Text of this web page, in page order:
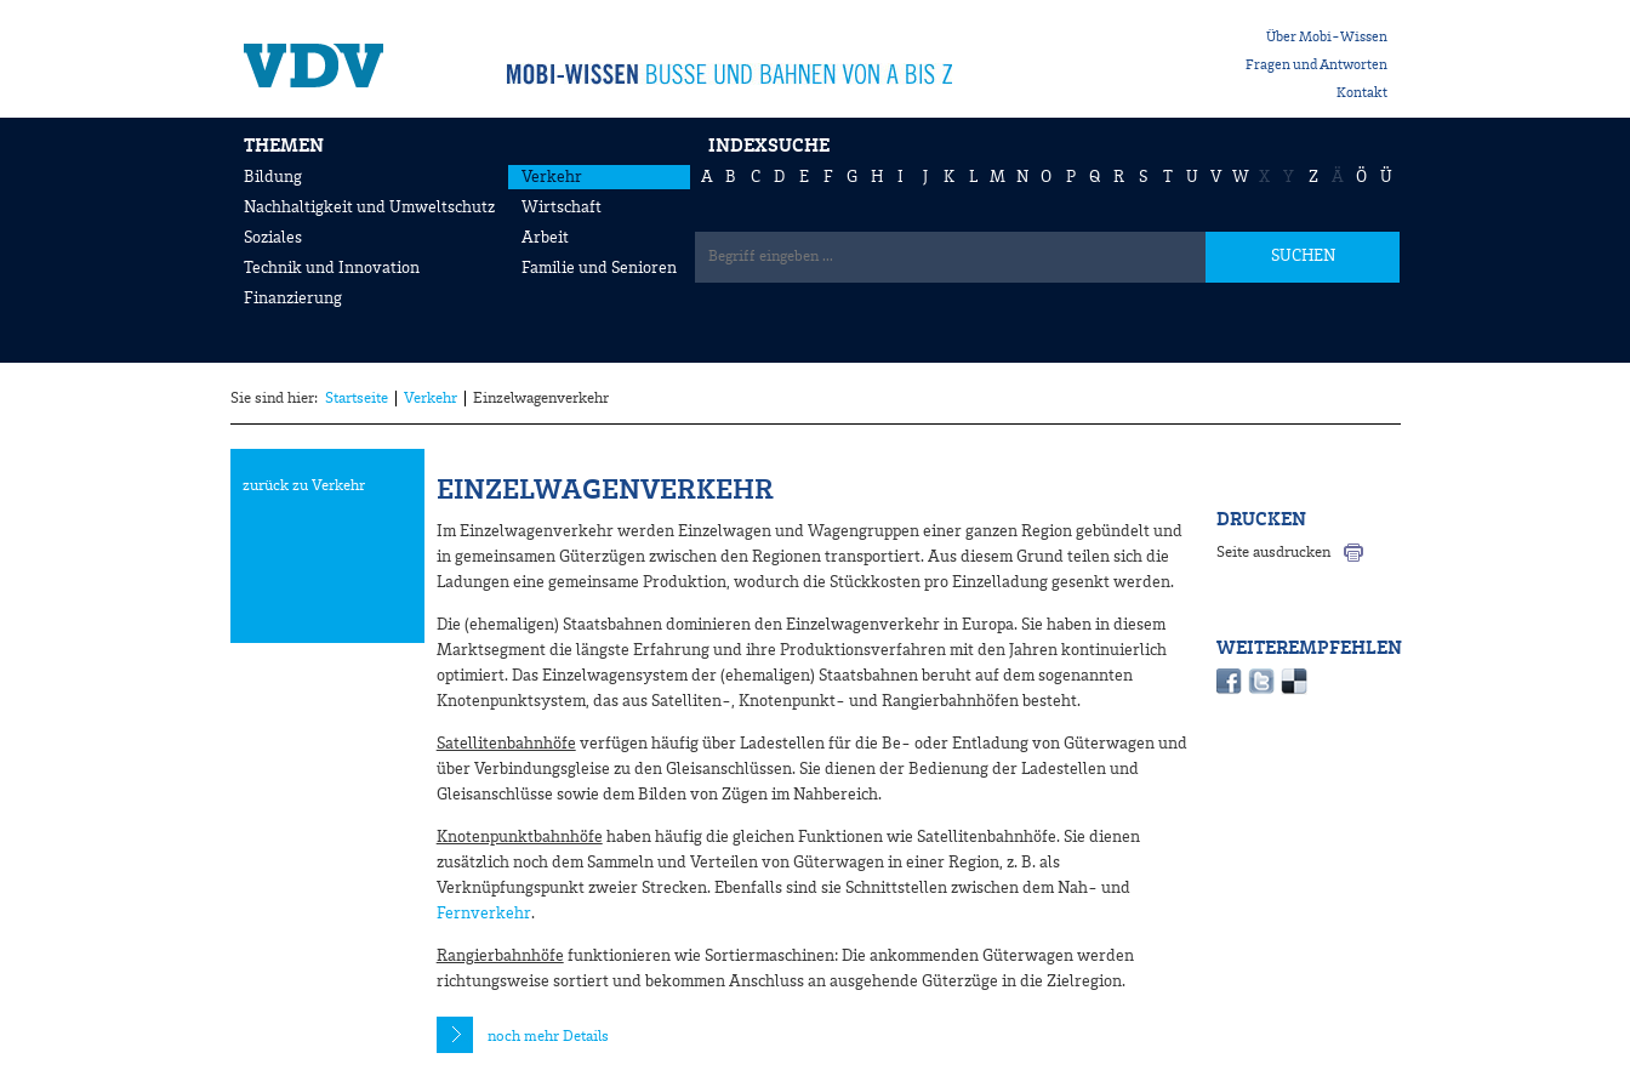
Über Mobi-Wissen
Fragen und Antworten
Kontakt
THEMEN
Bildung
Nachhaltigkeit und Umweltschutz
Soziales
Technik und Innovation
Finanzierung
Verkehr
Wirtschaft
Arbeit
Familie und Senioren
INDEXSUCHE
A B C D E F G H I K L M N O P Q R S T U V W X Y Z Ä Ö Ü
SUCHEN
Sie sind hier: Startseite Verkehr Einzelwagenverkehr
zurück zu Verkehr EINZELWAGENVERKEHR
Im Einzelwagenverkehr werden Einzelwagen und Wagengruppen einer ganzen Region gebündelt und
in gemeinsamen Güterzügen zwischen den Regionen transportiert. Aus diesem Grund teilen sich die
Ladungen eine gemeinsame Produktion, wodurch die Stückkosten pro Einzelladung gesenkt werden.
Die (ehemaligen) Staatsbahnen dominieren den Einzelwagenverkehr in Europa. Sie haben in diesem
Marktsegment die längste Erfahrung und ihre Produktionsverfahren mit den Jahren kontinuierlich
optimiert. Das Einzelwagensystem der (ehemaligen) Staatsbahnen beruht auf dem sogenannten
Knotenpunktsystem, das aus Satelliten-, Knotenpunkt- und Rangierbahnhöfen besteht.
Satellitenbahnhöfe verfügen häufig über Ladestellen für die Be- oder Entladung von Güterwagen und
über Verbindungsgleise zu den Gleisanschlüssen. Sie dienen der Bedienung der Ladestellen und
Gleisanschlüsse sowie dem Bilden von Zügen im Nahbereich.
Knotenpunktbahnhöfe haben häufig die gleichen Funktionen wie Satellitenbahnhöfe. Sie dienen
zusätzlich noch dem Sammeln und Verteilen von Güterwagen in einer Region, z. B. als
Verknüpfungspunkt zweier Strecken. Ebenfalls sind sie Schnittstellen zwischen dem Nah- und
Fernverkehr.
Rangierbahnhöfe funktionieren wie Sortiermaschinen: Die ankommenden Güterwagen werden
richtungsweise sortiert und bekommen Anschluss an ausgehende Güterzüge in die Zielregion.
noch mehr Details
DRUCKEN
Seite ausdrucken
WEITEREMPFEHLEN